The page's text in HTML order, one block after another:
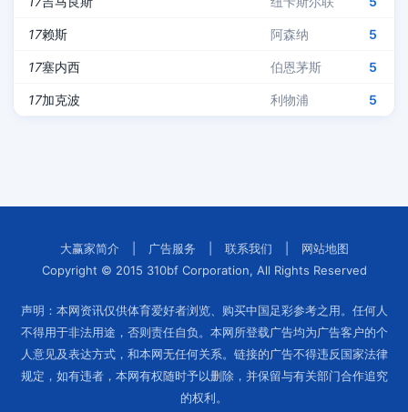
17赖斯 阿森纳 5
17塞内西 伯恩茅斯 5
17加克波 利物浦 5
大赢家简介 广告服务 联系我们
网站地图
Copyright © 2015 310bf Corporation, All Rights Reserved
声明：本网资讯仅供体育爱好者浏览、购买中国足彩参考之用。任何人
不得用于非法用途，否则责任自负。本网所登载广告均为广告客户的个
人意见及表达方式，和本网无任何关系。链接的广告不得违反国家法律
规定，如有违者，本网有权随时予以删除，并保留与有关部门合作追究
的权利。